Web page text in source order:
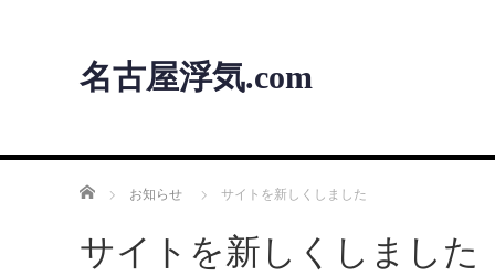
名古屋浮気.com
ホーム お知らせ サイトを新しくしました
サイトを新しくしました